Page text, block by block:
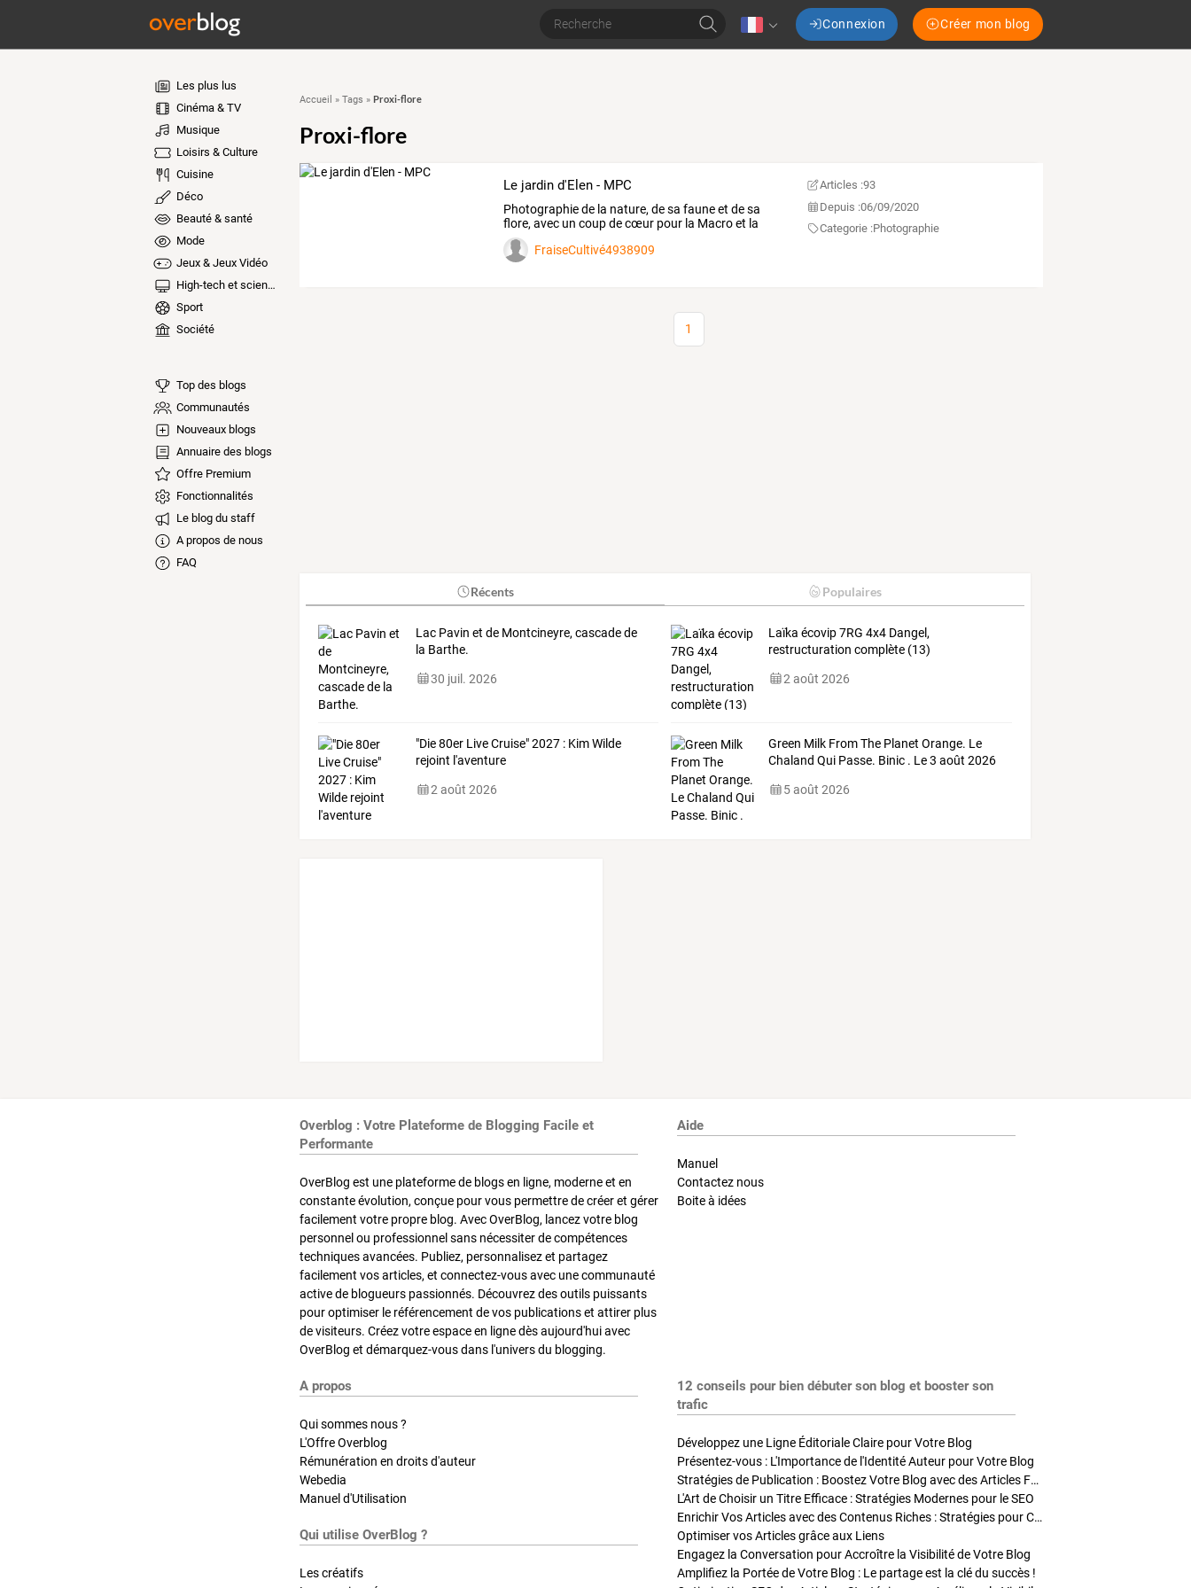
Connexion Créer mon blog
Les plus lus
Cinéma & TV
Musique
Loisirs & Culture
Cuisine
Déco
Beauté & santé
Mode
Jeux & Jeux Vidéo
High-tech et sciences
Sport
Société
Top des blogs
Communautés
Nouveaux blogs
Annuaire des blogs
Offre Premium
Fonctionnalités
Le blog du staff
A propos de nous
FAQ
Accueil » Tags » Proxi-flore
Proxi-flore
Le jardin d'Elen - MPC
Photographie de la nature, de sa faune et de sa
flore, avec un coup de cœur pour la Macro et la
Proxi.
FraiseCultivé4938909
Articles :93
Depuis :06/09/2020
Categorie :Photographie
1
Récents Populaires
Lac Pavin et de Montcineyre, cascade de
la Barthe.
30 juil. 2026
Laïka écovip 7RG 4x4 Dangel,
restructuration complète (13)
2 août 2026
"Die 80er Live Cruise" 2027 : Kim Wilde
rejoint l'aventure
2 août 2026
Green Milk From The Planet Orange. Le
Chaland Qui Passe. Binic . Le 3 août 2026
5 août 2026
Overblog : Votre Plateforme de Blogging Facile et
Performante
OverBlog est une plateforme de blogs en ligne, moderne et en
constante évolution, conçue pour vous permettre de créer et gérer
facilement votre propre blog. Avec OverBlog, lancez votre blog
personnel ou professionnel sans nécessiter de compétences
techniques avancées. Publiez, personnalisez et partagez
facilement vos articles, et connectez-vous avec une communauté
active de blogueurs passionnés. Découvrez des outils puissants
pour optimiser le référencement de vos publications et attirer plus
de visiteurs. Créez votre espace en ligne dès aujourd'hui avec
OverBlog et démarquez-vous dans l'univers du blogging.
Aide
Manuel
Contactez nous
Boite à idées
A propos
Qui sommes nous ?
L'Offre Overblog
Rémunération en droits d'auteur
Webedia
Manuel d'Utilisation
Qui utilise OverBlog ?
Les créatifs
12 conseils pour bien débuter son blog et booster son
trafic
Développez une Ligne Éditoriale Claire pour Votre Blog
Présentez-vous : L'Importance de l'Identité Auteur pour Votre Blog
Stratégies de Publication : Boostez Votre Blog avec des Articles Fréquents et Exclusifs
L'Art de Choisir un Titre Efficace : Stratégies Modernes pour le SEO
Enrichir Vos Articles avec des Contenus Riches : Stratégies pour Captiver et Optimiser
Optimiser vos Articles grâce aux Liens
Engagez la Conversation pour Accroître la Visibilité de Votre Blog
Amplifiez la Portée de Votre Blog : Le partage est la clé du succès !